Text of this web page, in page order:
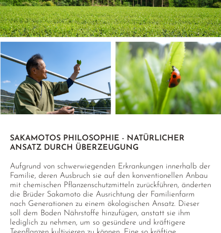
SAKAMOTOS PHILOSOPHIE - NATÜRLICHER
ANSATZ DURCH ÜBERZEUGUNG
Aufgrund von schwerwiegenden Erkrankungen innerhalb der
Familie, deren Ausbruch sie auf den konventionellen Anbau
mit chemischen Pflanzenschutzmitteln zurückführen, änderten
die Brüder Sakamoto die Ausrichtung der Familienfarm
nach Generationen zu einem ökologischen Ansatz. Dieser
soll dem Boden Nährstoffe hinzufügen, anstatt sie ihm
lediglich zu nehmen, um so gesündere und kräftigere